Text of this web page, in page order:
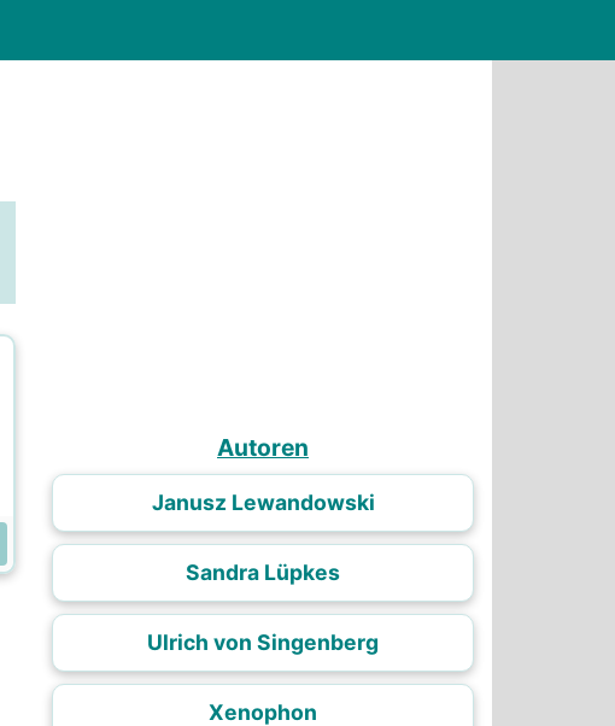
Autoren
Janusz Lewandowski
Sandra Lüpkes
Ulrich von Singenberg
Xenophon